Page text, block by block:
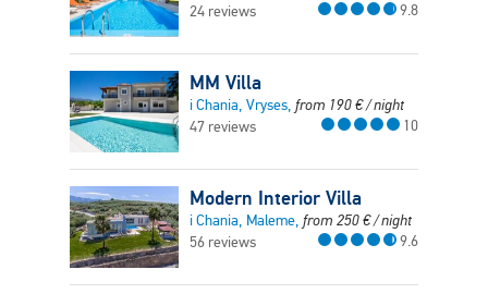
24 reviews
9.8
MM Villa
i Chania, Vryses, from 190€/ night
47 reviews
10
Modern Interior Villa
i Chania, Maleme, from 250€/ night
56 reviews
9.6